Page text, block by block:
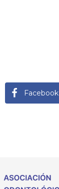
Facebook